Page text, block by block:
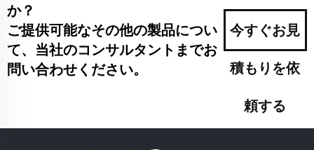
か？
ご提供可能なその他の製品につい
て、当社のコンサルタントまでお
問い合わせください。
今すぐお見
積もりを依
頼する